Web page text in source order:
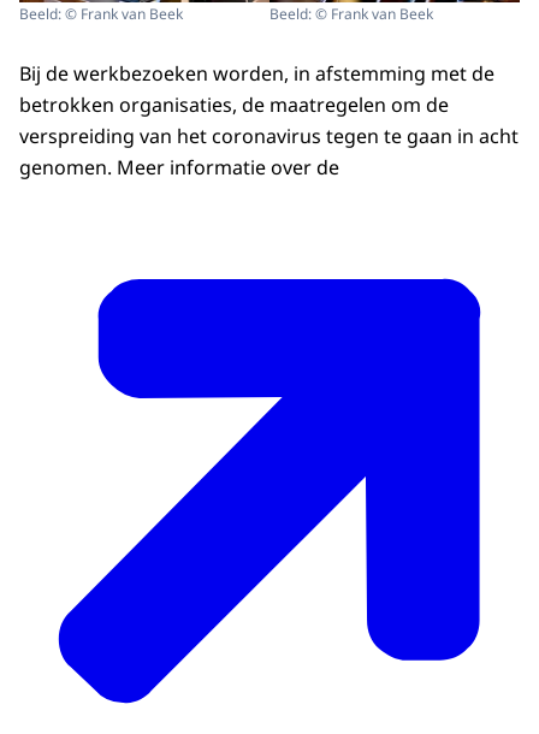
Beeld: © Frank van Beek Beeld: © Frank van Beek
Bij de werkbezoeken worden, in afstemming met de
betrokken organisaties, de maatregelen om de
verspreiding van het coronavirus tegen te gaan in acht
genomen. Meer informatie over de